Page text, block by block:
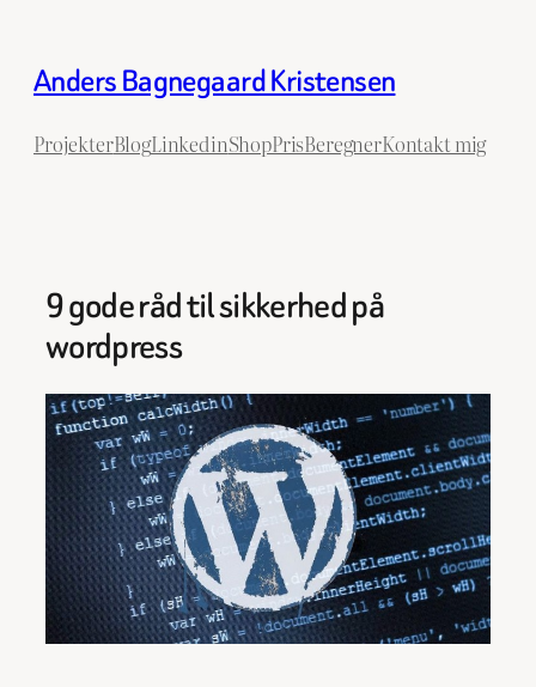
indhold
Anders Bagnegaard Kristensen
ProjekterBlogLinkedinShopPrisBeregnerKontakt mig
9 gode råd til sikkerhed på
wordpress